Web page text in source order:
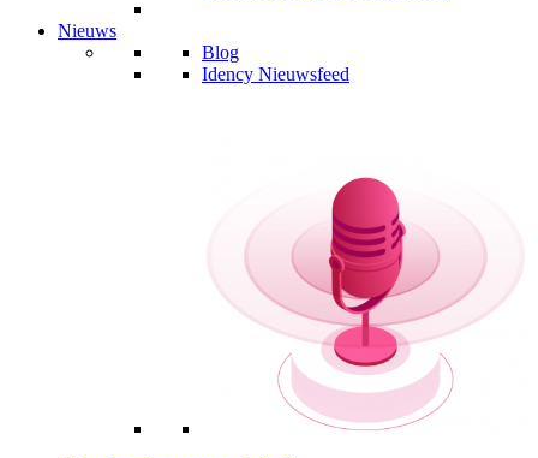
Nieuws
Blog
Idency Nieuwsfeed